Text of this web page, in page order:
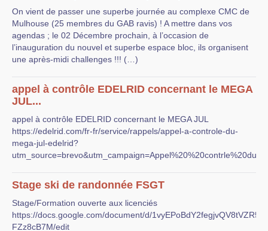
On vient de passer une superbe journée au complexe CMC de
Mulhouse (25 membres du GAB ravis) ! A mettre dans vos
agendas ; le 02 Décembre prochain, à l’occasion de
l’inauguration du nouvel et superbe espace bloc, ils organisent
une après-midi challenges !!! (…)
appel à contrôle EDELRID concernant le MEGA
JUL...
appel à contrôle EDELRID concernant le MEGA JUL
https://edelrid.com/fr-fr/service/rappels/appel-a-controle-du-
mega-jul-edelrid?
Stage ski de randonnée FSGT
Stage/Formation ouverte aux licenciés
https://docs.google.com/document/d/
FZz8cB7M/edit